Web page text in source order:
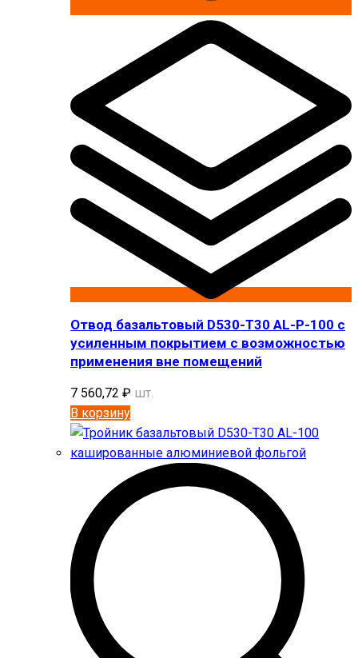
Отвод базальтовый D530-T30 AL-P-100 с
усиленным покрытием с возможностью
применения вне помещений
7 560,72 ₽ шт.
В корзину